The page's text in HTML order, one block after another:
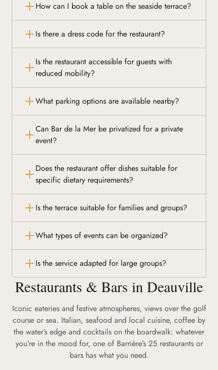
How can I book a table on the seaside terrace?
Is there a dress code for the restaurant?
Is the restaurant accessible for guests with
reduced mobility?
What parking options are available nearby?
Can Bar de la Mer be privatized for a private
event?
Does the restaurant offer dishes suitable for
specific dietary requirements?
Is the terrace suitable for families and groups?
What types of events can be organized?
Is the service adapted for large groups?
Restaurants & Bars in Deauville
Iconic eateries and festive atmospheres, views over the golf
course or sea. Italian, seafood and local cuisine, coffee by
the water’s edge and cocktails on the boardwalk: whatever
you’re in the mood for, one of Barrière’s 25 restaurants or
bars has what you need.